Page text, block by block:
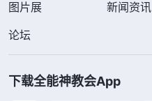
图片展
新闻资讯
论坛
下载全能神教会App